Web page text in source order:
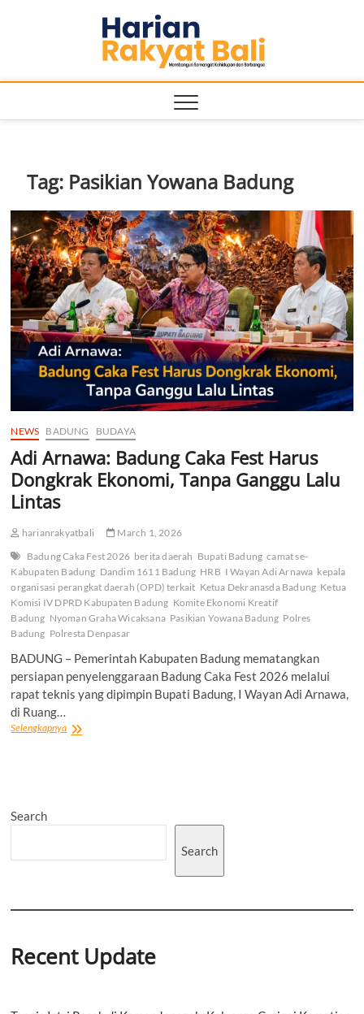
BERBANGSA
Tag: Pasikian Yowana Badung
NEWS BADUNG BUDAYA
Adi Arnawa: Badung Caka Fest Harus
Dongkrak Ekonomi, Tanpa Ganggu Lalu
Lintas
harianrakyatbali
March 1, 2026
Badung Caka Fest 2026 berita daerah Bupati Badung camat se-
Kabupaten Badung Dandim 1611 Badung HRB I Wayan Adi Arnawa kepala
organisasi perangkat daerah (OPD) terkait Ketua Dekranasda Badung Ketua
Komisi IV DPRD Kabupaten Badung Komite Ekonomi Kreatif
Badung Nyoman Graha Wicaksana Pasikian Yowana Badung Polres
Badung Polresta Denpasar
BADUNG – Pemerintah Kabupaten Badung mematangkan
persiapan penyelenggaraan Badung Caka Fest 2026 melalui
rapat teknis yang dipimpin Bupati Badung, I Wayan Adi Arnawa,
di Ruang…
SelengkapnyaAdi
Ekonomi,
Ganggu
Search
Search
Recent Update